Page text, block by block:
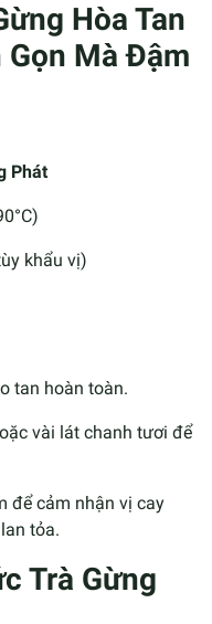
Hòa Tan
Mà Đậm
Phát
khẩu vị)
tan hoàn toàn.
vài lát chanh tươi để
để cảm nhận vị cay
tỏa.
Trà Gừng